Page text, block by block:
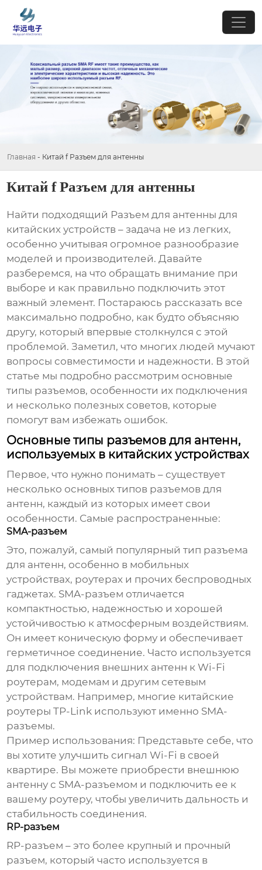
Главная - Китай f Разъем для антенны
Китай f Разъем для антенны
Найти подходящий Разъем для антенны для
китайских устройств – задача не из легких,
особенно учитывая огромное разнообразие
моделей и производителей. Давайте
разберемся, на что обращать внимание при
выборе и как правильно подключить этот
важный элемент. Постараюсь рассказать все
максимально подробно, как будто объясняю
другу, который впервые столкнулся с этой
проблемой. Заметил, что многих людей мучают
вопросы совместимости и надежности. В этой
статье мы подробно рассмотрим основные
типы разъемов, особенности их подключения
и несколько полезных советов, которые
помогут вам избежать ошибок.
Основные типы разъемов для антенн,
используемых в китайских устройствах
Первое, что нужно понимать – существует
несколько основных типов разъемов для
антенн, каждый из которых имеет свои
особенности. Самые распространенные:
SMA-разъем
Это, пожалуй, самый популярный тип разъема
для антенн, особенно в мобильных
устройствах, роутерах и прочих беспроводных
гаджетах. SMA-разъем отличается
компактностью, надежностью и хорошей
устойчивостью к атмосферным воздействиям.
Он имеет коническую форму и обеспечивает
герметичное соединение. Часто используется
для подключения внешних антенн к Wi-Fi
роутерам, модемам и другим сетевым
устройствам. Например, многие китайские
роутерыTP-Link используют именно SMA-
разъемы.
Пример использования: Представьте себе, что
вы хотите улучшить сигнал Wi-Fi в своей
квартире. Вы можете приобрести внешнюю
антенну с SMA-разъемом и подключить ее к
вашему роутеру, чтобы увеличить дальность и
стабильность соединения.
RP-разъем
RP-разъем – это более крупный и прочный
разъем, который часто используется в